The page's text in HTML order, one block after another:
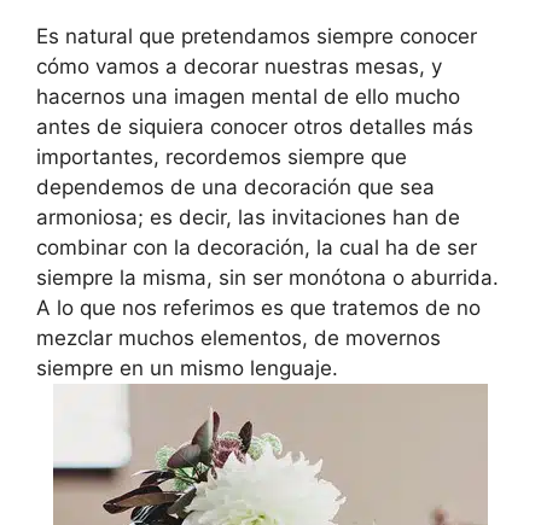
Es natural que pretendamos siempre conocer
cómo vamos a decorar nuestras mesas, y
hacernos una imagen mental de ello mucho
antes de siquiera conocer otros detalles más
importantes, recordemos siempre que
dependemos de una decoración que sea
armoniosa; es decir, las invitaciones han de
combinar con la decoración, la cual ha de ser
siempre la misma, sin ser monótona o aburrida.
A lo que nos referimos es que tratemos de no
mezclar muchos elementos, de movernos
siempre en un mismo lenguaje.